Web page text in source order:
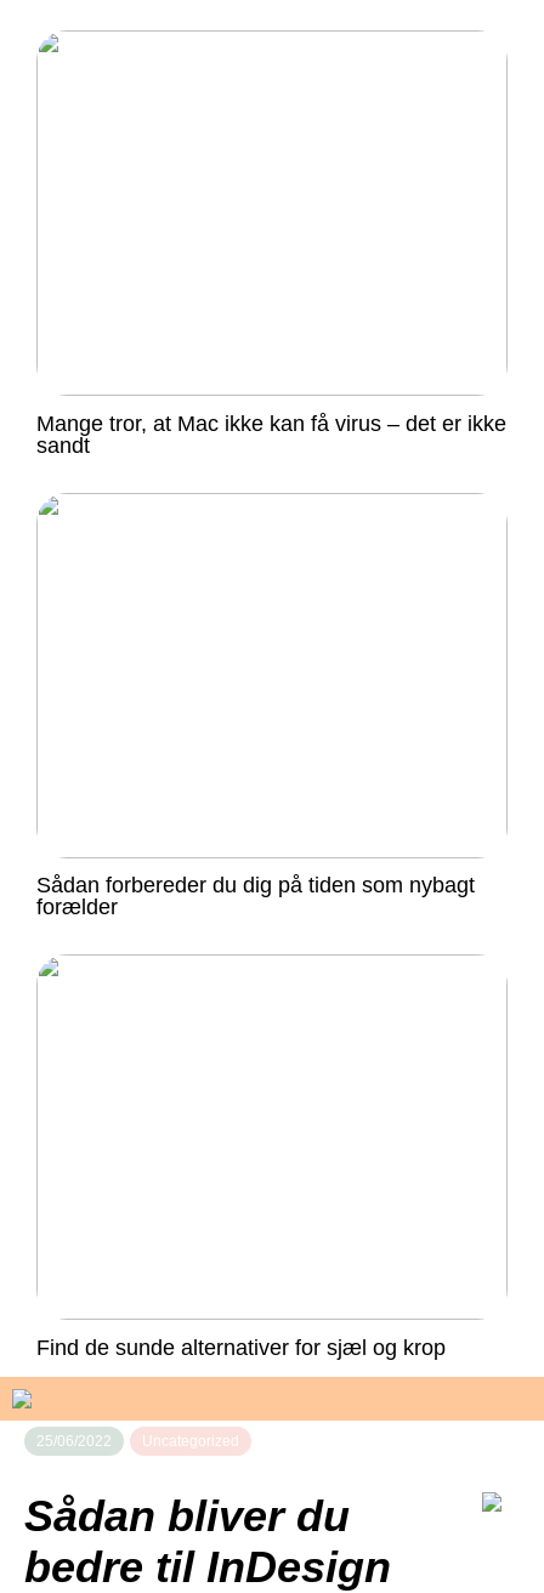
Mange tror, at Mac ikke kan få virus – det er ikke
sandt
Sådan forbereder du dig på tiden som nybagt
forælder
Find de sunde alternativer for sjæl og krop
25/06/2022 Uncategorized
Sådan bliver du
bedre til InDesign